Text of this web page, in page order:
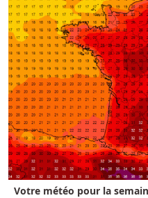
Votre météo pour la